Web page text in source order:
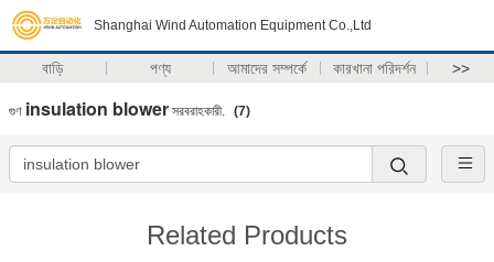
Shanghai Wind Automation Equipment Co.,Ltd
বাড়ি পণ্য আমাদের সম্পর্কে কারখানা পরিদর্শন >>
গুণ insulation blower সরবরাহকারী. (7)
Related Products